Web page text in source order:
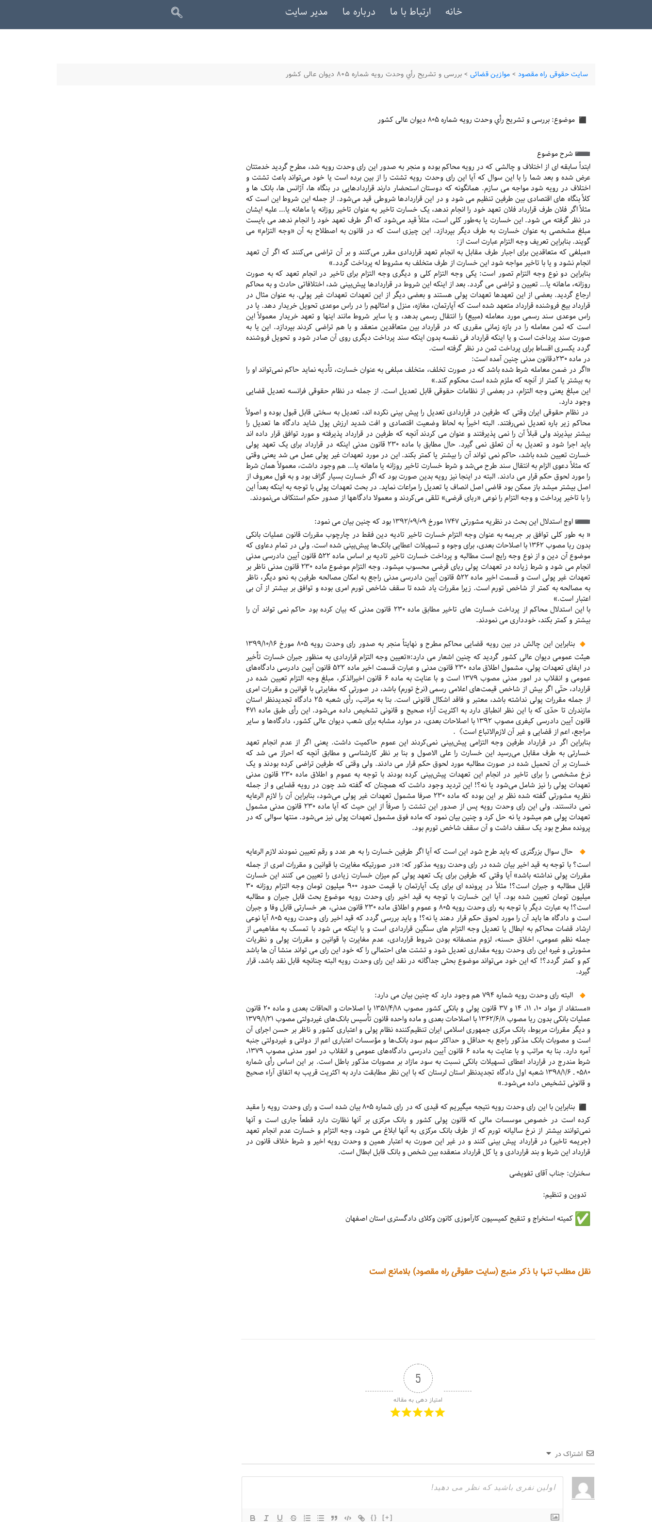
خانه ارتباط با ما درباره ما مدیر سایت
سایت حقوقی راه مقصود > موازین قضائی > بررسی و تشریح رأي وحدت رویه شماره ۸۰۵ دیوان عالی کشور
موضوع: بررسی و تشریح رأي وحدت رویه شماره ۸۰۵ دیوان عالی کشور
️ شرح موضوع
ابتداً سابقه ای از اختلاف و چالشی که در رویه محاکم بوده و منجر به صدور این رای وحدت رویه شد، مطرح گردید خدمتتان
عرض شده و بعد شما را با این سوال که آیا این رای وحدت رویه تشتت را از بین برده است یا خود می‌تواند باعث تشتت و
اختلاف در رویه شود مواجه می سازم. همانگونه که دوستان استحضار دارند قراردادهایی در بنگاه ها، آژانس ها، بانک ها و
کلاً بنگاه های اقتصادی بین طرفین تنظیم می شود و در این قراردادها شروطی قید می‌شود. از جمله این شروط این است که
مثلاً اگر فلان طرف قرارداد فلان تعهد خود را انجام ندهد، یک خسارت تاخیر به عنوان تاخیر روزانه یا ماهانه یا… علیه ایشان
در نظر گرفته می شود. این خسارت یا به‌طور کلی است، مثلاً قید می‌شود که اگر طرف تعهد خود را انجام ندهد می بایست
مبلغ مشخصی به عنوان خسارت به طرف دیگر بپردازد. این چیزی است که در قانون به اصطلاح به آن «وجه التزام» می
گویند. بنابراین تعریف وجه التزام عبارت است از:
«مبلغی که متعاقدین برای اجبار طرف مقابل به انجام تعهد قراردادی مقرر می‌کنند و بر آن تراضی می‌کنند که اگر آن تعهد
انجام نشود و یا با تاخیر مواجه شود این خسارت از طرف متخلف به مشروط له پرداخت گردد.»
بنابراین دو نوع وجه التزام تصور است: یکی وجه التزام کلی و دیگری وجه التزام برای تاخیر در انجام تعهد که به صورت
روزانه، ماهانه یا… تعیین و تراضی می گردد. بعد از اینکه این شروط در قراردادها پیش‌بینی شد، اختلافاتی حادث و به محاکم
ارجاع گردید. بعضی از این تعهدها تعهدات پولی هستند و بعضی دیگر از این تعهدات تعهدات غیر پولی. به عنوان مثال در
قرارداد بیع فروشنده قرارداد متعهد شده است که آپارتمان، مغازه، منزل و امثالهم را در راس موعدی تحویل خریدار دهد. یا در
راس موعدی سند رسمی مورد معامله (مبیع) را انتقال رسمی بدهد، و یا سایر شروط مانند اینها و تعهد خریدار معمولاً این
است که ثمن معامله را در بازه زمانی مقرری که در قرارداد بین متعاقدین منعقد و با هم تراضی کردند بپردازد. این یا به
صورت سند پرداخت است و یا اینکه قرارداد فی نفسه بدون اینکه سند پرداخت دیگری روی آن صادر شود و تحویل فروشنده
گردد یکسری اقساط برای پرداخت ثمن در نظر گرفته است.
در ماده ۲۳۰دقانون مدنی چنین آمده است:
«اگر در ضمن معامله شرط شده باشد که در صورت تخلف، متخلف مبلغی به عنوان خسارت، تأدیه نماید حاکم نمی‌تواند او را
به بیشتر یا کمتر از آنچه که ملزم شده است محکوم کند.»
این مبلغ یعنی وجه التزام، در بعضی از نظامات حقوقی قابل تعدیل است. از جمله در نظام حقوقی فرانسه تعدیل قضایی
وجود دارد.
در نظام حقوقی ایران وقتی که طرفین در قراردادی تعدیل را پیش بینی نکرده اند، تعدیل به سختی قابل قبول بوده و اصولاً
محاکم زیر باره تعدیل نمی‌رفتند. البته اخیراً به لحاظ وضعیت اقتصادی و افت شدید ارزش پول شاید دادگاه ها تعدیل را
بیشتر بپذیرند ولی قبلاً آن را نمی پذیرفتند و عنوان می کردند آنچه که طرفین در قرارداد پذیرفته و مورد توافق قرار داده اند
باید اجرا شود و تعدیل به آن تعلق نمی گیرد. حال مطابق با ماده ۲۳۰ قانون مدنی اینکه در قرارداد برای یک تعهد پولی
خسارت تعیین شده باشد، حاکم نمی تواند آن را بیشتر یا کمتر بکند. این در مورد تعهدات غیر پولی عمل می شد یعنی وقتی
که مثلاً دعوی الزام به انتقال سند طرح می‌شد و شرط خسارت تاخیر روزانه یا ماهانه یا… هم وجود داشت، معمولاً همان شرط
را مورد لحوق حکم قرار می دادند. البته در اینجا نیز رویه بدین صورت بود که اگر خسارت بسیار گزاف بود و به قول معروف از
اصل بیشتر میشد باز ممکن بود قاضی اصل انصاف یا تعدیل را مراعات نماید. در بحث تعهدات پولی با توجه به اینکه بعداً این
را با تاخیر پرداخت و وجه التزام را نوعی «ربای قرضی» تلقی می‌کردند و معمولا دادگاهها از صدور حکم استنکاف می‌نمودند.
️ اوج استدلال این بحث در نظریه مشورتی ۱۷۴۷ مورخ ۱۳۹۲/۰۹/۰۹ بود که چنین بیان می نمود:
« به طور کلی توافق بر جریمه به عنوان وجه التزام خسارت تاخیر تادیه دین فقط در چارچوب مقررات قانون عملیات بانکی
بدون ربا مصوب ۱۳۶۲ با اصلاحات بعدی، برای وجوه و تسهیلات اعطایی بانک‌ها پیش‌بینی شده است. ولی در تمام دعاوی که
موضوع آن دین و از نوع وجه رایج است مطالبه و پرداخت خسارت تاخیر تادیه بر اساس ماده ۵۲۲ قانون آیین دادرسی مدنی
انجام می شود و شرط زیاده در تعهدات پولی ربای قرضی محسوب میشود. وجه التزام موضوع ماده ۲۳۰ قانون مدنی ناظر بر
تعهدات غیر پولی است و قسمت اخیر ماده ۵۲۲ قانون آیین دادرسی مدنی راجع به امکان مصالحه طرفین به نحو دیگر، ناظر
به مصالحه به کمتر از شاخص تورم است. زیرا مقررات یاد شده تا سقف شاخص تورم امری بوده و توافق بر بیشتر از آن بی
اعتبار است.»
با این استدلال محاکم از پرداخت خسارت های تاخیر مطابق ماده ۲۳۰ قانون مدنی که بیان کرده بود حاکم نمی تواند آن را
بیشتر و کمتر بکند، خودداری می نمودند.
️بنابراین این چالش در بین رویه قضایی محاکم مطرح و نهایتاً منجر به صدور رای وحدت رویه ۸۰۵ مورخ ۱۳۹۹/۱۰/۱۶
هیئت عمومی دیوان عالی کشور گردید که چنین اشعار می دارد:«تعیین وجه التزام قراردادی به منظور جبران خسارت تأخیر
در ایفای تعهدات پولی، مشمول اطلاق ماده ۲۳۰ قانون مدنی و عبارت قسمت اخیر ماده ۵۲۲ قانون آیین دادرسی دادگاه‌های
عمومی و انقلاب در امور مدنی مصوب ۱۳۷۹ است و با عنایت به ماده ۶ قانون اخیرالذکر، مبلغ وجه التزام تعیین شده در
قرارداد، حتّی اگر بیش از شاخص قیمت‌های اعلامی رسمی (نرخ تورم) باشد، در صورتی که مغایرتی با قوانین و مقررات امری
از جمله مقررات پولی نداشته باشد، معتبر و فاقد اشکال قانونی است. بنا به مراتب، رأی شعبه ۲۵ دادگاه تجدیدنظر استان
مازندران تا حدّی که با این نظر انطباق دارد به اکثریت آراء صحیح و قانونی تشخیص داده می‌شود. این رأی طبق ماده ۴۷۱
قانون آیین دادرسی کیفری مصوب ۱۳۹۲ با اصلاحات بعدی، در موارد مشابه برای شعب دیوان عالی کشور، دادگاه‌ها و سایر
مراجع، اعم از قضایی و غیر آن لازم‌الاتباع است》.
بنابراین اگر در قرارداد طرفین وجه التزامی پیش‌بینی نمی‌کردند این عموم حاکمیت داشت. یعنی اگر از عدم انجام تعهد
خسارتی به طرف مقابل می‌رسید این خسارت را علی الاصول و بنا بر نظر کارشناسی و مطابق آنچه که احراز می شد که
خسارت بر آن تحمیل شده در صورت مطالبه مورد لحوق حکم قرار می دادند. ولی وقتی که طرفین تراضی کرده بودند و یک
نرخ مشخصی را برای تاخیر در انجام این تعهدات پیش‌بینی کرده بودند با توجه به عموم و اطلاق ماده ۲۳۰ قانون مدنی
تعهدات پولی را نیز شامل می‌شود یا نه؟! این تردید وجود داشت که همچنان که گفته شد چون در رویه قضایی و از جمله
نظریه مشورتی گفته شده نظر بر این بوده که ماده ۲۳۰ صرفا مشمول تعهدات غیر پولی می‌شود، بنابراین آن را لازم الرعایه
نمی دانستند. ولی این رای وحدت رویه پس از صدور این تشتت را صرفاً از این حیث که آیا ماده ۲۳۰ قانون مدنی مشمول
تعهدات پولی هم میشود یا نه حل کرد و چنین بیان نمود که ماده فوق مشمول تعهدات پولی نیز می‌شود. منتها سوالی که در
پرونده مطرح بود یک سقف داشت و آن سقف شاخص تورم بود.
️ حال سوال بزرگتری که باید طرح شود این است که آیا اگر طرفین خسارت را به هر عدد و رقم تعیین نمودند لازم الرعایه
است؟ با توجه به قید اخیر بیان شده در رای وحدت رویه مذکور که: «در صورتیکه مغایرت با قوانین و مقررات امری از جمله
مقررات پولی نداشته باشد» آیا وقتی که طرفین برای یک تعهد پولی کم میزان خسارت زیادی را تعیین می کنند این خسارت
قابل مطالبه و جبران است؟! مثلاً در پرونده ای برای یک آپارتمان با قیمت حدود ۹۰۰ میلیون تومان وجه التزام روزانه ۳۰
میلیون تومان تعیین شده بود. آیا این خسارت با توجه به قید اخیر رای وحدت رویه موضوع بحث قابل جبران و مطالبه
است؟! به عبارت دیگر با توجه به رای وحدت رویه ۸۰۵ و عموم و اطلاق ماده ۲۳۰ قانون مدنی، هر خسارتی قابل وفا و جبران
است و دادگاه ها باید آن را مورد لحوق حکم قرار دهند یا نه؟! و باید بررسی گردد که قید اخیر رای وحدت رویه ۸۰۵ آیا نوعی
ارشاد قضات محاکم به ابطال یا تعدیل وجه التزام های سنگین قراردادی است و یا اینکه می شود با تمسک به مفاهیمی از
جمله نظم عمومی، اخلاق حسنه، لزوم منصفانه بودن شروط قراردادی، عدم مغایرت با قوانین و مقررات پولی و نظریات
مشورتی و غیره این رای وحدت رویه مقداری تعدیل شود و تشتت های احتمالی را که خود این رای می تواند منشا آن ها باشد
کم و کمتر گردد؟! که این خود می‌تواند موضوع بحثی جداگانه در نقد این رای وحدت رویه البته چنانچه قابل نقد باشد، قرار
گیرد.
️ البته رای وحدت رویه شماره ۷۹۴ هم وجود دارد که چنین بیان می دارد:
«مستفاد از مواد ۱۰، ۱۱، ۱۴ و ۳۷ قانون پولی و بانکی کشور مصوب ۱۳۵۱/۴/۱۸ با اصلاحات و الحاقات بعدی و ماده ۲۰ قانون
عملیات بانکی بدون ربا مصوب ۱۳۶۲/۶/۸ با اصلاحات بعدی و ماده واحده قانون تأسیس بانک‌های غیردولتی مصوب ۱۳۷۹/۱/۲۱
و دیگر مقررات مربوط، بانک مرکزی جمهوری اسلامی ایران تنظیم‌کننده نظام پولی و اعتباری کشور و ناظر بر حسن اجرای آن
است و مصوبات بانک مذکور راجع به حداقل و حداکثر سهم سود بانک‌ها و مؤسسات اعتباری اعم از دولتی و غیردولتی جنبه
آمره دارد. بنا به مراتب و با عنایت به ماده ۶ قانون آیین دادرسی دادگاه‌های عمومی و انقلاب در امور مدنی مصوب ۱۳۷۹،
شرط مندرج در قرارداد اعطای تسهیلات بانکی نسبت به سود مازاد بر مصوبات مذکور باطل است. بر این اساس رأی شماره
۰۵۸۰ ـ ۱۳۹۸/۱/۶ شعبه اول دادگاه تجدیدنظر استان لرستان که با این نظر مطابقت دارد به اکثریت قریب به اتفاق آراء صحیح
و قانونی تشخیص داده می‌شود.»
بنابراین با این رای وحدت رویه نتیجه میگیریم که قیدی که در رای شماره ۸۰۵ بیان شده است و رای وحدت رویه را مقید
کرده است در خصوص موسسات مالی که قانون پولی کشور و بانک مرکزی بر آنها نظارت دارد قطعاً جاری است و آنها
نمی‌توانند بیشتر از نرخ سالیانه تورم که از طرف بانک مرکزی به آنها ابلاغ می شود، وجه التزام و خسارت عدم انجام تعهد
(جریمه تاخیر) در قرارداد پیش بینی کنند و در غیر این صورت به اعتبار همین و وحدت رویه اخیر و شرط خلاف قانون در
قرارداد این شرط و بند قراردادی و یا کل قرارداد منعقده بین شخص و بانک قابل ابطال است.
سخنران: جناب آقای تفویضی
تدوین و تنظیم:
کمیته استخراج و تنقیح کمیسیون کارآموزی کانون وکلای دادگستری استان اصفهان
نقل مطلب تنها با ذکر منبع (سایت حقوقی راه مقصود) بلامانع است
5
امتیاز دهی به مقاله
اشتراک در
{} [+]